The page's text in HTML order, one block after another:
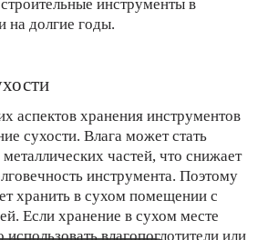
инструменты в
на долгие годы.
аспектов хранения инструментов
сухости. Влага может стать
частей, что снижает
инструмента. Поэтому
хранить в сухом помещении с
Если хранение в сухом месте
влагопоглотители или